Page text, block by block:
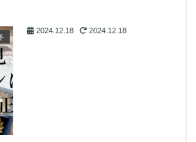
2024.12.18 2024.12.18